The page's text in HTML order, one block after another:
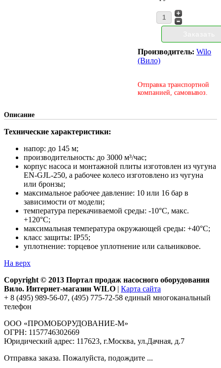
Производитель:Wilo
(Вило)
Отправка транспортной
компанией, самовывоз.
Описание
Технические характеристики:
напор: до 145 м;
производительность: до 3000 м³/час;
корпус насоса и монтажной плиты изготовлен из чугуна
EN-GJL-250, а рабочее колесо изготовлено из чугуна
или бронзы;
максимальное рабочее давление: 10 или 16 бар в
зависимости от модели;
температура перекачиваемой среды: -10°С, макс.
+120°С;
максимальная температура окружающей среды: +40°С;
класс защиты: IP55;
уплотнение: торцевое уплотнение или сальниковое.
На верх
Copyright © 2013 Портал продаж насосного оборудования
Вило. Интернет-магазин WILO | Карта сайта
+ 8 (495) 989-56-07, (495) 775-72-58 единый многоканальный
телефон
ООО «ПРОМОБОРУДОВАНИЕ-М»
ОГРН: 1157746302669
Юридический адрес: 117623, г.Москва, ул.Дачная, д.7
Отправка заказа. Пожалуйста, подождите ...